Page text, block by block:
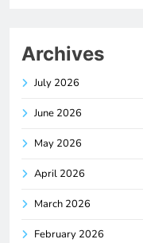
Archives
July 2026
June 2026
May 2026
April 2026
March 2026
February 2026